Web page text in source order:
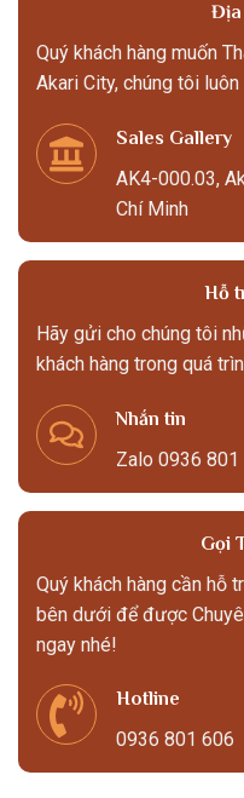
Địa
Quý khách hàng muốn
Akari City, chúng tôi
Sales Gallery
AK4-000.03,
Chí Minh
Hỗ
Hãy gửi cho chúng tôi
khách hàng trong quá
Nhắn tin
Zalo 0936 801
Gọi
Quý khách hàng cần hỗ
bên dưới để được
ngay nhé!
Hotline
0936 801 606